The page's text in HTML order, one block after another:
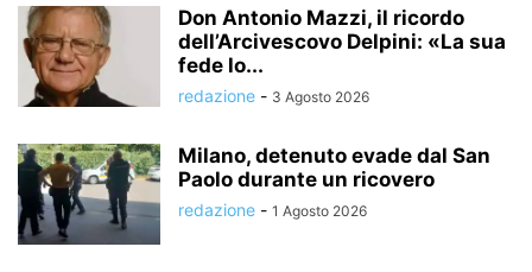
Don Antonio Mazzi, il ricordo
dell’Arcivescovo Delpini: «La sua
fede lo...
redazione - 3 Agosto 2026
Milano, detenuto evade dal San
Paolo durante un ricovero
redazione - 1 Agosto 2026